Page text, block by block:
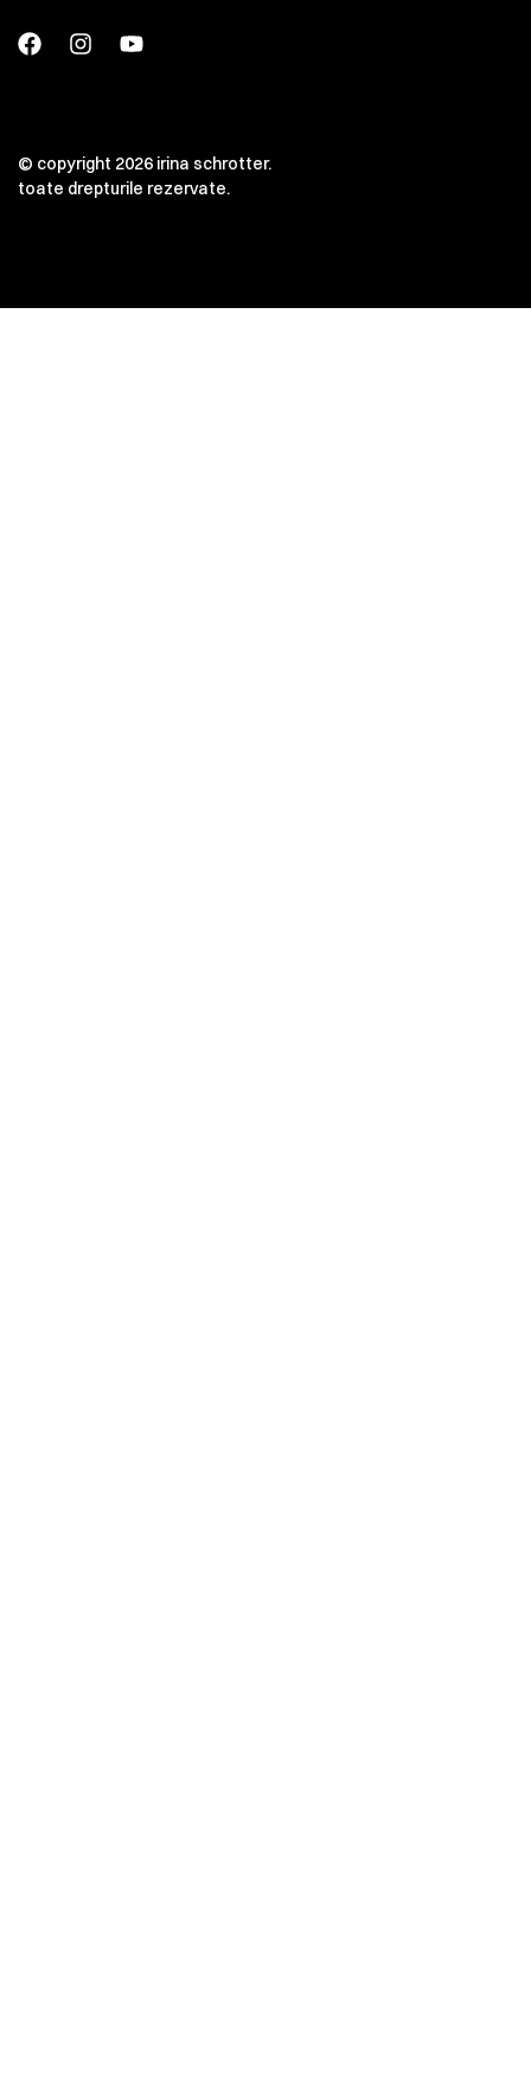
© copyright 2026 irina schrotter.
toate drepturile rezervate.